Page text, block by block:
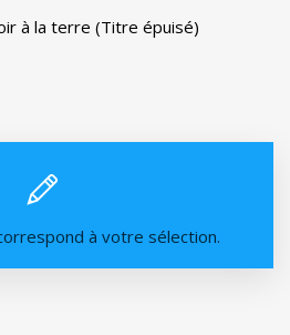
à la terre (Titre épuisé)
à votre sélection.